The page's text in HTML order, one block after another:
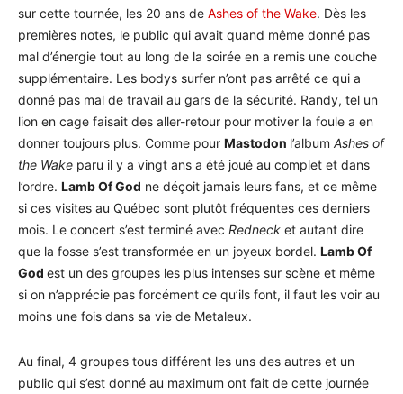
sur cette tournée, les 20 ans de Ashes of the Wake. Dès les
premières notes, le public qui avait quand même donné pas
mal d’énergie tout au long de la soirée en a remis une couche
supplémentaire. Les bodys surfer n’ont pas arrêté ce qui a
donné pas mal de travail au gars de la sécurité. Randy, tel un
lion en cage faisait des aller-retour pour motiver la foule a en
donner toujours plus. Comme pour Mastodon l’album Ashes of
the Wake paru il y a vingt ans a été joué au complet et dans
l’ordre. Lamb Of God ne déçoit jamais leurs fans, et ce même
si ces visites au Québec sont plutôt fréquentes ces derniers
mois. Le concert s’est terminé avec Redneck et autant dire
que la fosse s’est transformée en un joyeux bordel. Lamb Of
God est un des groupes les plus intenses sur scène et même
si on n’apprécie pas forcément ce qu’ils font, il faut les voir au
moins une fois dans sa vie de Metaleux.
Au final, 4 groupes tous différent les uns des autres et un
public qui s’est donné au maximum ont fait de cette journée